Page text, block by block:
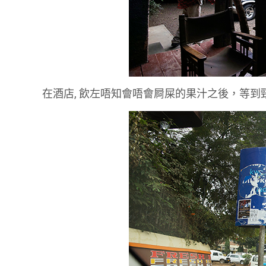
在酒店, 飲左唔知會唔會屙屎的果汁之後，等到